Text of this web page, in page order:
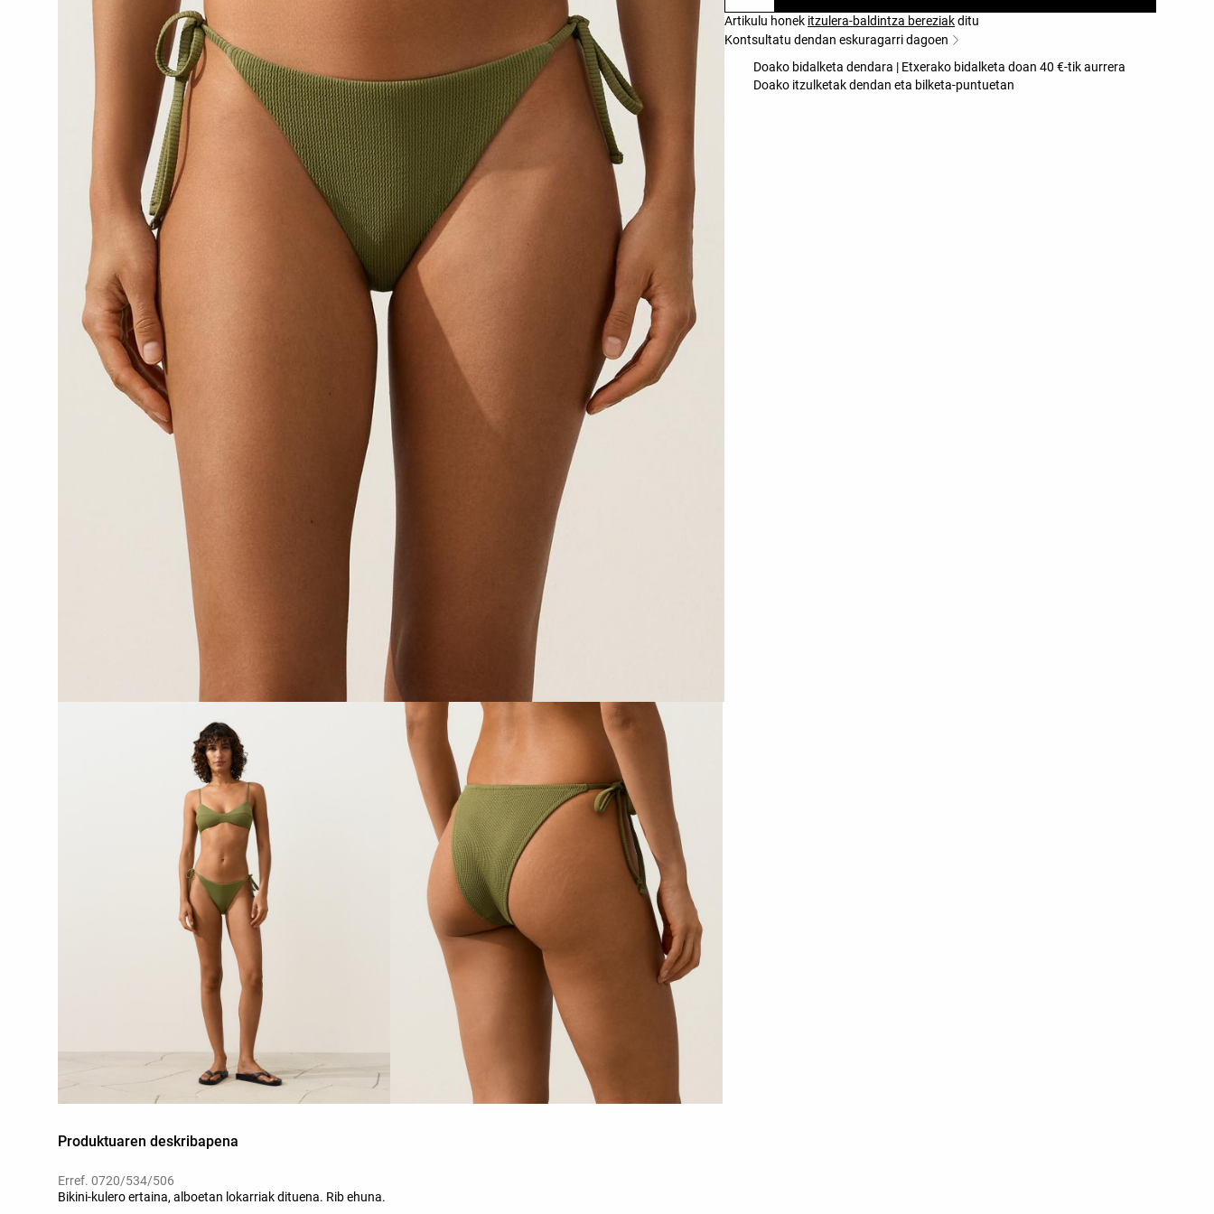
Produktuaren deskribapena
Erref. 0720/534/506
Bikini-kulero ertaina, alboetan lokarriak dituena. Rib ehuna.
Artikulu honek itzulera-baldintza bereziakditu
Kontsultatu dendan eskuragarri dagoen
Doako bidalketa dendara | Etxerako bidalketa doan 40 €-tik aurrera
Doako itzulketak dendan eta bilketa-puntuetan